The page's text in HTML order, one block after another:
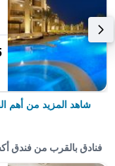
شاهد المزيد من أهم
فنادق بالقرب من فندق